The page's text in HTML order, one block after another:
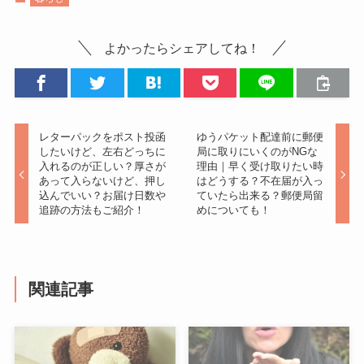
よかったらシェアしてね！
レターパックをポスト投函
したいけど、左右どっちに
入れるのが正しい？厚さが
あって入らないけど、押し
込んでいい？お届け日数や
追跡の方法もご紹介！
ゆうパケット配達前に郵便
局に取りにいくのがNGな
理由｜早く受け取りたい時
はどうする？不在届が入っ
ていたら出来る？郵便局留
めについても！
関連記事